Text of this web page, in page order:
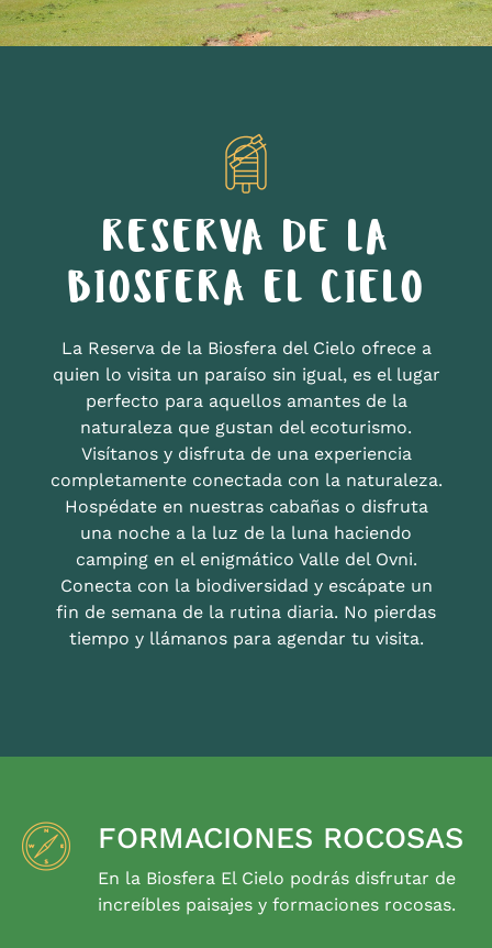
RESERVA DE LA
BIOSFERA EL CIELO
La Reserva de la Biosfera del Cielo ofrece a
quien lo visita un paraíso sin igual, es el lugar
perfecto para aquellos amantes de la
naturaleza que gustan del ecoturismo.
Visítanos y disfruta de una experiencia
completamente conectada con la naturaleza.
Hospédate en nuestras cabañas o disfruta
una noche a la luz de la luna haciendo
camping en el enigmático Valle del Ovni.
Conecta con la biodiversidad y escápate un
fin de semana de la rutina diaria. No pierdas
tiempo y llámanos para agendar tu visita.
FORMACIONES ROCOSAS
En la Biosfera El Cielo podrás disfrutar de
increíbles paisajes y formaciones rocosas.